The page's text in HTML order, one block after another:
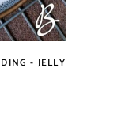
- JELLY